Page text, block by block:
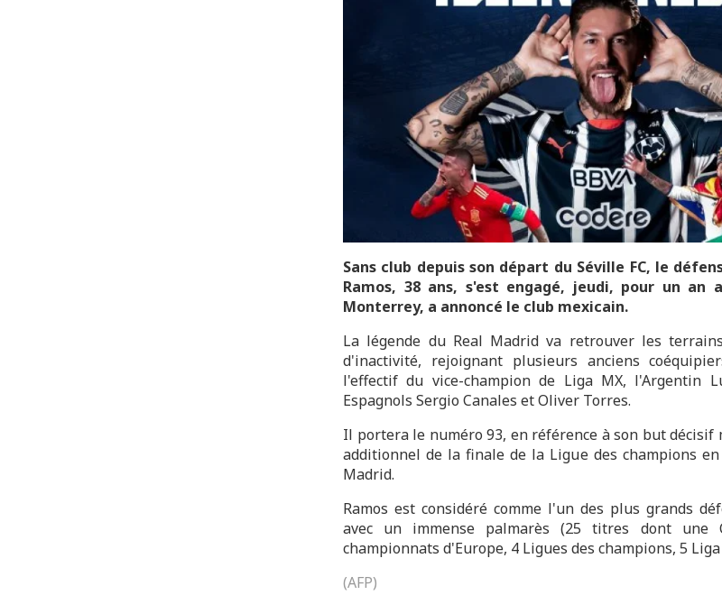
Sans club depuis son départ du Séville FC, le
Ramos, 38 ans, s'est engagé, jeudi, pour un an
Monterrey, a annoncé le club mexicain.
La légende du Real Madrid va retrouver les
d'inactivité, rejoignant plusieurs anciens
l'effectif du vice-champion de Liga MX, l'Argentin
Espagnols Sergio Canales et Oliver Torres.
Il portera le numéro 93, en référence à son but décisif
additionnel de la finale de la Ligue des champions
Madrid.
Ramos est considéré comme l'un des plus grands
avec un immense palmarès (25 titres dont une
championnats d'Europe, 4 Ligues des champions, 5
(AFP)